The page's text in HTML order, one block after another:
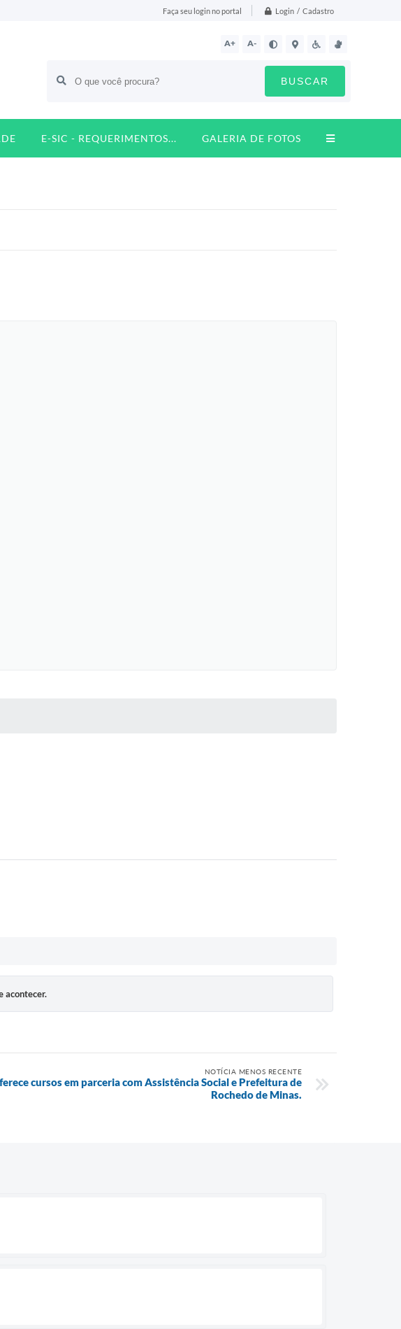
Faça seu login no portal Login / Cadastro
A+ A-
BUSCAR
E-SIC - REQUERIMENTOS... GALERIA DE FOTOS
acontecer.
NOTÍCIA MENOS RECENTE
cursos em parceria com Assistência Social e Prefeitura de
Rochedo de Minas.